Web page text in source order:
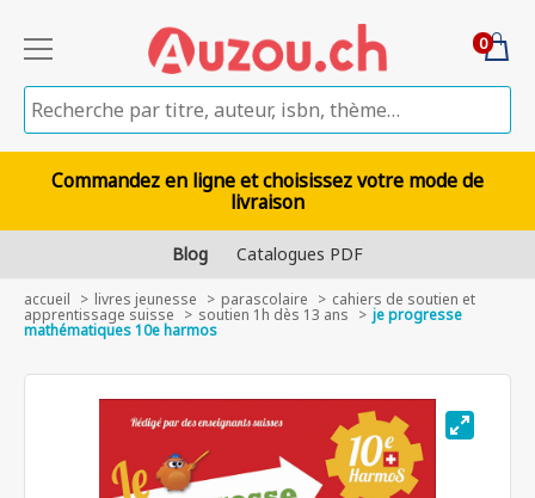
0
Commandez en ligne et choisissez votre mode de
livraison
Blog Catalogues PDF
accueil livres jeunesse parascolaire cahiers de soutien et
apprentissage suisse soutien 1h dès 13 ans je progresse
mathématiques 10e harmos